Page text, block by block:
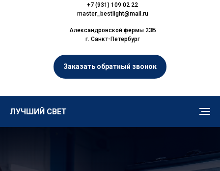
+7 (931) 109 02 22
master_bestlight@mail.ru
Александровской фермы 23Б
г. Санкт-Петербург
Заказать обратный звонок
ЛУЧШИЙ СВЕТ